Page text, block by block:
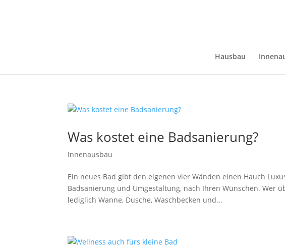
Hausbau
Was kostet eine Badsanierung?
Innenausbau
Ein neues Bad gibt den eigenen vier Wänden einen Hauch
Badsanierung und Umgestaltung, nach Ihren Wünschen. Wer
lediglich Wanne, Dusche, Waschbecken und...